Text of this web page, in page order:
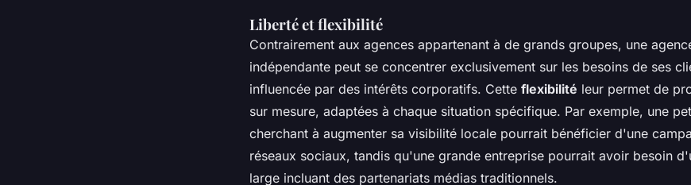
Liberté et flexibilité
Contrairement aux agences appartenant à de grands groupes, une
indépendante peut se concentrer exclusivement sur les besoins de ses
influencée par des intérêts corporatifs. Cette flexibilité leur permet de
sur mesure, adaptées à chaque situation spécifique. Par exemple, une
cherchant à augmenter sa visibilité locale pourrait bénéficier d'une
réseaux sociaux, tandis qu'une grande entreprise pourrait avoir besoin
large incluant des partenariats médias traditionnels.